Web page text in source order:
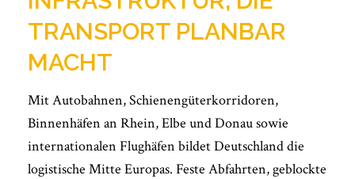
TRANSPORT PLANBAR
MACHT
Mit Autobahnen, Schienengüterkorridoren,
Binnenhäfen an Rhein, Elbe und Donau sowie
internationalen Flughäfen bildet Deutschland die
logistische Mitte Europas. Feste Abfahrten, geblockte